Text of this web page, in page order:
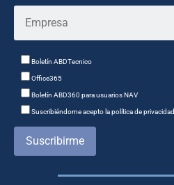
Boletín ABDTecnico
Office365
Boletín ABD360 para usuarios NAV
Suscribiéndome acepto la política de privacidad
Suscribirme